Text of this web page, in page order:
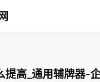
提高_通用辅牌器-